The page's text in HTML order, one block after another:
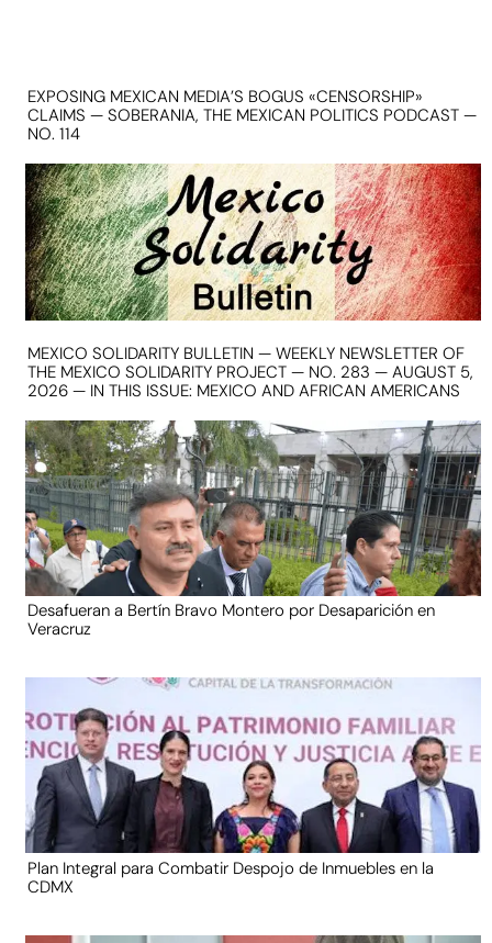
EXPOSING MEXICAN MEDIA’S BOGUS «CENSORSHIP»
CLAIMS — SOBERANIA, THE MEXICAN POLITICS PODCAST —
NO. 114
MEXICO SOLIDARITY BULLETIN — WEEKLY NEWSLETTER OF
THE MEXICO SOLIDARITY PROJECT — NO. 283 — AUGUST 5,
2026 — IN THIS ISSUE: MEXICO AND AFRICAN AMERICANS
Desafueran a Bertín Bravo Montero por Desaparición en
Veracruz
Plan Integral para Combatir Despojo de Inmuebles en la
CDMX